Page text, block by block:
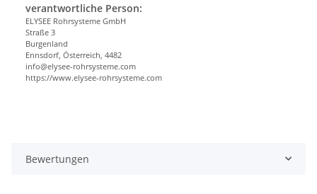
verantwortliche Person:
ELYSEE Rohrsysteme GmbH
Straße 3
Burgenland
Ennsdorf, Österreich, 4482
info@elysee-rohrsysteme.com
https://www.elysee-rohrsysteme.com
Bewertungen